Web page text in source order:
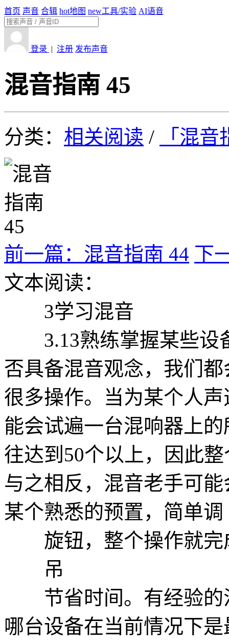
首页 声音 合辑 hot地图 new工具/实验 AI语音
登录 | 注册 发布声音
混音指南 45
分类： 相关阅读 / 「混
前一篇：混音指南 44 下
文本阅读：
3学习混音
3.13熟练掌握某些设
否具备混音观念，我们
很多操作。当为某个人
能会试遍一台混响器上
往达到50个以上，因此
与之相反，混音老手可
某个熟悉的预置，简单调
旋钮，整个操作就完
吊
节省时间。有经验的
哪台设备在当前情况下